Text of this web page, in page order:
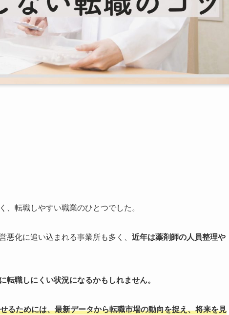
、転職しやすい職業のひとつでした。
悪化に追い込まれる事業所も多く、 近年は薬剤師の人員整理や
転職しにくい状況になるかもしれません。
るためには、最新データから転職市場の動向を捉え、将来を見